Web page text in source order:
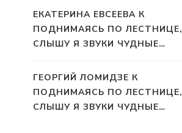
ЕКАТЕРИНА ЕВСЕЕВАК
ПОДНИМАЯСЬ ПО ЛЕСТНИЦЕ,
СЛЫШУ Я ЗВУКИ ЧУДНЫЕ…
ГЕОРГИЙ ЛОМИДЗЕ К
ПОДНИМАЯСЬ ПО ЛЕСТНИЦЕ,
СЛЫШУ Я ЗВУКИ ЧУДНЫЕ…